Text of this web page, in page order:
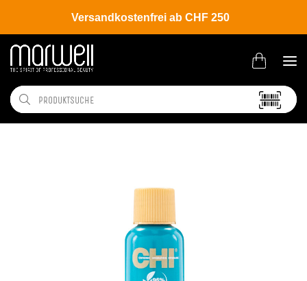
Versandkostenfrei ab CHF 250
Shop Brands CHI Aloe Vera